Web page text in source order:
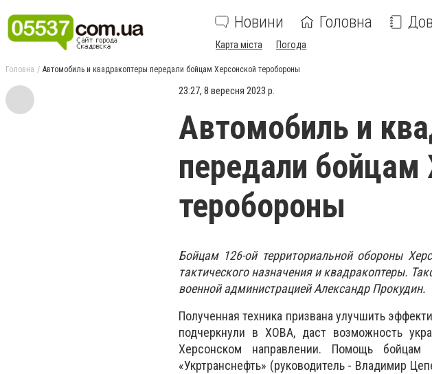
Новини Головна
Карта міста Погода
Головна Автомобиль и квадракоптеры передали бойцам Херсонской теробороны
23:27, 8 вересня 2023 р.
Автомобиль и
передали бойцам
теробороны
Бойцам 126-ой территориальной обороны
тактического назначения и квадракоптеры.
военной администрацией Александр Прокудин.
Полученная техника призвана улучшить
подчеркнули в ХОВА, даст возможность
Херсонском направлении. Помощь
«Укртранснефть» (руководитель - Владимир